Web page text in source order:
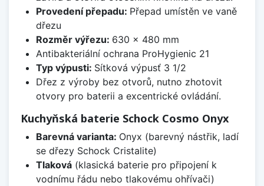
Provedení přepadu: Přepad umístěn ve vaně
dřezu
Rozměr výřezu: 630 x 480 mm
Antibakteriální ochrana ProHygienic 21
Typ výpusti: Sítková výpusť 3 1/2
Dřez z výroby bez otvorů, nutno zhotovit
otvory pro baterii a excentrické ovládání.
Kuchyňská baterie Schock Cosmo Onyx
Barevná varianta: Onyx (barevný nástřik, ladí
se dřezy Schock Cristalite)
Tlaková(klasická baterie pro připojení k
vodnímu řádu nebo tlakovému ohřívači)